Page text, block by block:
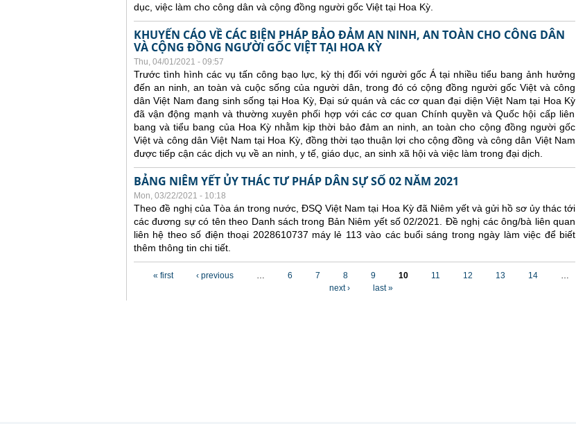
dục, việc làm cho công dân và cộng đồng người gốc Việt tại Hoa Kỳ.
KHUYẾN CÁO VỀ CÁC BIỆN PHÁP BẢO ĐẢM AN NINH, AN TOÀN CHO CÔNG DÂN
VÀ CỘNG ĐỒNG NGƯỜI GỐC VIỆT TẠI HOA KỲ
Thu, 04/01/2021 - 09:57
Trước tình hình các vụ tấn công bạo lực, kỳ thị đối với người gốc Á tại nhiều tiểu bang ảnh hưởng
đến an ninh, an toàn và cuộc sống của người dân, trong đó có cộng đồng người gốc Việt và công
dân Việt Nam đang sinh sống tại Hoa Kỳ,Đại sứ quán và các cơ quan đại diện Việt Nam tại Hoa Kỳ
đãvận động mạnh và thường xuyên phối hợpvới cáccơ quan Chính quyền và Quốc hội cấp liên
bang và tiểu bang của Hoa Kỳ nhằm kịp thời bảo đảm an ninh, an toàn cho cộng đồng người gốc
Việtvà công dân Việt Nam tại Hoa Kỳ, đồng thời tạo thuận lợi cho cộng đồng và công dân Việt Nam
được tiếp cận các dịch vụ về an ninh, y tế, giáo dục, an sinh xã hội và việc làm trong đại dịch.
BẢNG NIÊM YẾT ỦY THÁC TƯ PHÁP DÂN SỰ SỐ 02 NĂM 2021
Mon, 03/22/2021 - 10:18
Theo đề nghị của Tòa án trong nước, ĐSQ Việt Nam tại Hoa Kỳ đã Niêm yết và gửi hồ sơ ủy thác tới
các đương sự có tên theo Danh sách trong Bản Niêm yết số 02/2021. Đề nghị các ông/bà liên quan
liên hệ theo số điện thoại 2028610737 máy lẻ 113 vào các buổi sáng trong ngày làm việc để biết
thêm thông tin chi tiết.
« first ‹ previous … 6 7 8 9 10 11 12 13 14
…
next ›
last »